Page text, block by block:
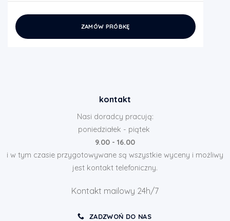
ZAMÓW PRÓBKĘ
kontakt
Nasi doradcy pracują:
poniedziałek - piątek
9.00 - 16.00
i w tym czasie przygotowywane są wszystkie wyceny i możliwy
jest kontakt telefoniczny.
Kontakt mailowy 24h/7
ZADZWOŃ DO NAS